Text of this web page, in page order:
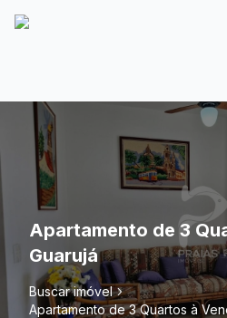
Apartamento de 3
Guarujá
Buscar imóvel
Apartamento de 3 Quartos à